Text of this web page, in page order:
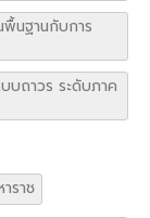
พื้นฐานกับการ
บถาวร ระดับภาค
ราช